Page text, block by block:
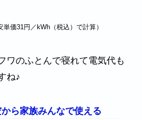
単価31円／kWh（税込）で計算）
ワのふとんで寝れて電気代も
ね♪
ら家族みんなで使える